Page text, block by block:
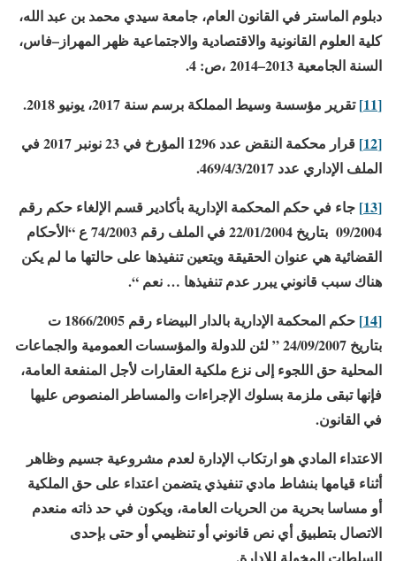
دبلوم الماستر في القانون العام، جامعة سيدي محمد بن عبد الله،
كلية العلوم القانونية والاقتصادية والاجتماعية ظهر المهراز–فاس،
السنة الجامعية 2013
–2014 ،ص: 4.
[11]
تقرير مؤسسة وسيط المملكة برسم سنة 2017، يونيو 2018.
[12]
قرار محكمة النقض عدد 1296 المؤرخ في 23 نونبر 2017 في
الملف الإداري عدد 469/4/3/2017.
[13]
جاء في حكم المحكمة الإدارية بأكادير قسم الإلغاء حكم رقم
09/2004 بتاريخ 22/01/2004 في الملف رقم 74/2003 ع “الأحكام
القضائية هي عنوان الحقيقة ويتعين تنفيذها على حالتها ما لم يكن
هناك سبب قانوني يبرر عدم تنفيذها … نعم “.
[14]
حكم المحكمة الإدارية بالدار البيضاء رقم 1866/2005 ت
بتاريخ 24/09/2007 ” لئن للدولة والمؤسسات العمومية والجماعات
المحلية حق اللجوء إلى نزع ملكية العقارات لأجل المنفعة العامة،
فإنها تبقى ملزمة بسلوك الإجراءات والمساطر المنصوص عليها
في القانون.
الاعتداء المادي هو ارتكاب الإدارة لعدم مشروعية جسيم وظاهر
أثناء قيامها بنشاط مادي تنفيذي يتضمن اعتداء على حق الملكية
أو مساسا بحرية من الحريات العامة، ويكون في حد ذاته منعدم
الاتصال بتطبيق أي نص قانوني أو تنظيمي أو حتى بإحدى